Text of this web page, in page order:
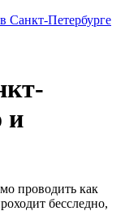
Санкт-Петербурге
и
проводить как
бесследно,